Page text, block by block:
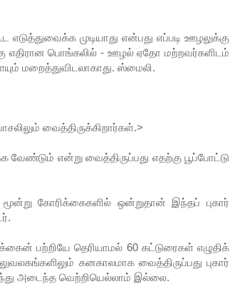
எடுத்துவைக்க முடியாது என்பது எப்படி ஊழலுக்கு
பொங்கலில் - ஊழல் ஏதோ மற்றவர்களிடம்
மறைத்துவிடலாகாது. ஸ்மைலி.
வைத்திருக்கிறார்கள்.>
என்று வைத்திருப்பது எதற்கு பூப்போட்டு
கோரிக்கைகளில் ஒன்றுதான் இந்தப் புகார்
பற்றியே தெரியாமல் 60 கட்டுரைகள் எழுதிக்
கனகாலமாக வைத்திருப்பது புகார்
அடைந்த வெற்றியெல்லாம் இல்லை.